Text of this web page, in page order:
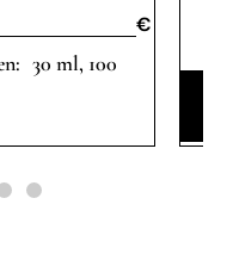
€
30 ml, 100